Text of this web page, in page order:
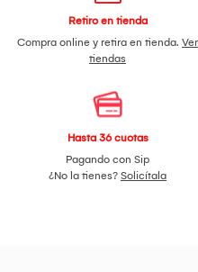
Retiro en tienda
Compra online y retira en tienda. Ver
tiendas
Hasta 36 cuotas
Pagando con Sip
¿No la tienes? Solicítala